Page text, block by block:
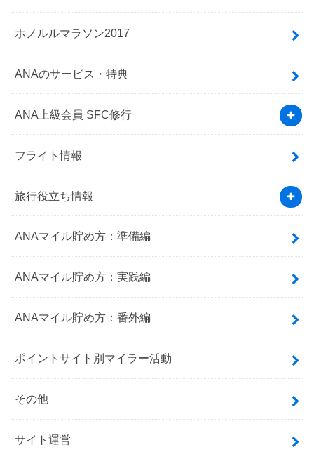
ホノルルマラソン2017
ANAのサービス・特典
ANA上級会員 SFC修行
フライト情報
旅行役立ち情報
ANAマイル貯め方：準備編
ANAマイル貯め方：実践編
ANAマイル貯め方：番外編
ポイントサイト別マイラー活動
その他
サイト運営